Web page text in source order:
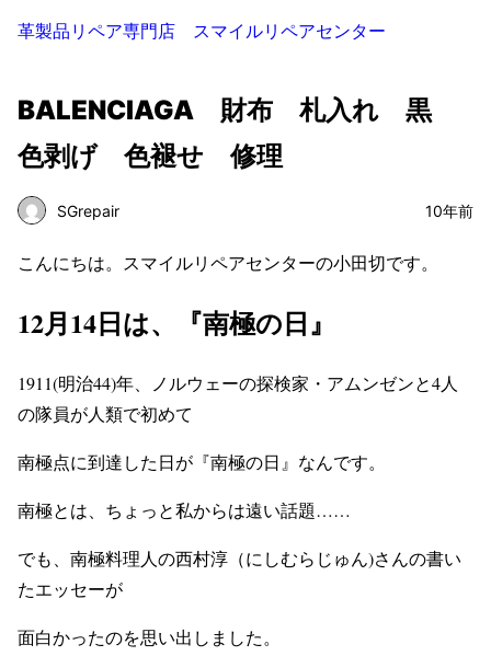
革製品リペア専門店 スマイルリペアセンター
BALENCIAGA 財布 札入れ 黒
色剥げ 色褪せ 修理
SGrepair 10年前
こんにちは。スマイルリペアセンターの小田切です。
12月14日は、『南極の日』
1911(明治44)年、ノルウェーの探検家・アムンゼンと4人
の隊員が人類で初めて
南極点に到達した日が『南極の日』なんです。
南極とは、ちょっと私からは遠い話題……
でも、南極料理人の西村淳（にしむらじゅん)さんの書い
たエッセーが
面白かったのを思い出しました。